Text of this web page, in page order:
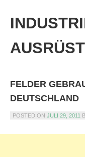
content
FELDER
DEUTSCHLAND
POSTED ON JULI 29, 2011